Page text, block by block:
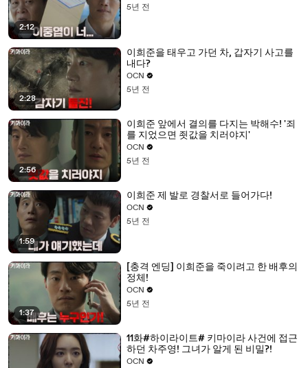
2:12
5년 전
2:28
이희준을 태우고 가던 차, 갑자기 사고를
내다?
OCN
5년 전
2:56
이희준 앞에서 결의를 다지는 박해수! '죄
를 지었으면 죗값을 치러야지'
OCN
5년 전
1:59
이희준 제 발로 경찰서로 들어가다!
OCN
5년 전
1:37
[충격 엔딩] 이희준을 죽이려고 한 배후의
정체!
OCN
5년 전
11화#하이라이트# 키마이라 사건에 접근
하던 차주영! 그녀가 알게 된 비밀?!
OCN